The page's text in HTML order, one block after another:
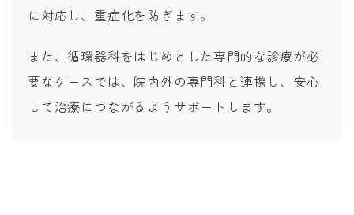
に対応し、重症化を防ぎます。
また、循環器科をはじめとした専門的な診療が必
要なケースでは、院内外の専門科と連携し、安心
して治療につながるようサポートします。